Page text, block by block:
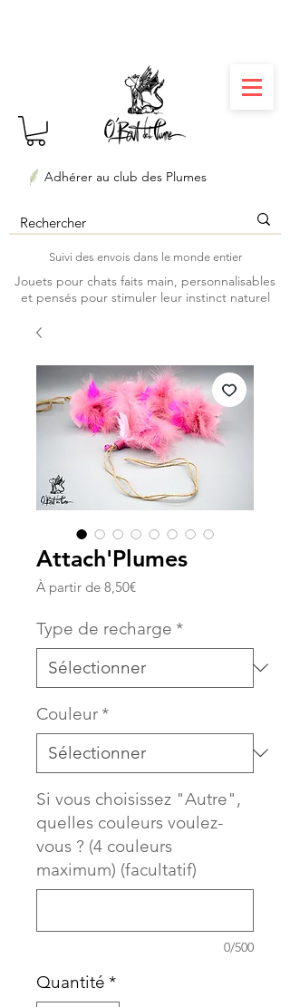
Suivi des envois dans le monde entier
Adhérer au club des Plumes
Jouets pour chats faits main, personnalisables
et pensés pour stimuler leur instinct naturel
Attach'Plumes
À partir de 8,50€Prix
Type de recharge *
Couleur *
Si vous choisissez "Autre",
quelles couleurs voulez-
vous ? (4 couleurs
maximum) (facultatif)
0/500
Quantité *